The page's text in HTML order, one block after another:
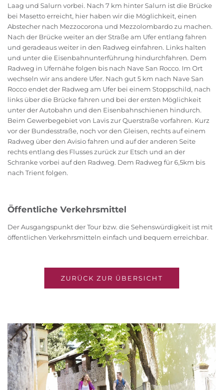
Laag und Salurn vorbei. Nach 7 km hinter Salurn ist die Brücke
bei Masetto erreicht, hier haben wir die Möglichkeit, einen
Abstecher nach Mezzocorona und Mezzolombardo zu machen.
Nach der Brücke weiter an der Straße am Ufer entlang fahren
und geradeaus weiter in den Radweg einfahren. Links halten
und unter die Eisenbahnunterführung hindurchfahren. Dem
Radweg in Ufernähe folgen bis nach Nave San Rocco. Im Ort
wechseln wir ans andere Ufer. Nach gut 5 km nach Nave San
Rocco endet der Radweg am Ufer bei einem Stoppschild, nach
links über die Brücke fahren und bei der ersten Möglichkeit
unter der Autobahn und den Eisenbahnschienen hindurch.
Beim Gewerbegebiet von Lavis zur Querstraße vorfahren. Kurz
vor der Bundesstraße, noch vor den Gleisen, rechts auf einem
Radweg über den Avisio fahren und auf der anderen Seite
rechts entlang des Flusses zurück zur Etsch und an der
Schranke vorbei auf den Radweg. Dem Radweg für 6,5km bis
nach Trient folgen.
Öffentliche Verkehrsmittel
Der Ausgangspunkt der Tour bzw. die Sehenswürdigkeit ist mit
öffentlichen Verkehrsmitteln einfach und bequem erreichbar.
ZURÜCK ZUR ÜBERSICHT